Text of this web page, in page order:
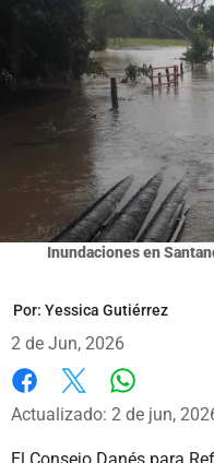
Inundaciones en
Por: Yessica Gutiérrez
2 de Jun, 2026
Facebook
X
Actualizado: 2 de jun,
El Consejo Danés para